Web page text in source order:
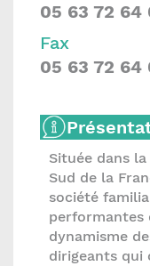
05 63 72 64
Fax
05 63 72 64
Située dans
Sud de la
société
performantes
dynamisme
dirigeants qui